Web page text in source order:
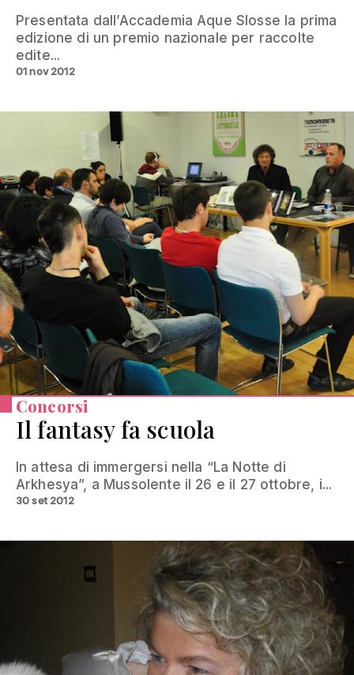
Presentata dall’Accademia Aque Slosse la prima
edizione di un premio nazionale per raccolte
edite...
01 nov 2012
Concorsi
Il fantasy fa scuola
In attesa di immergersi nella “La Notte di
Arkhesya”, a Mussolente il 26 e il 27 ottobre, i...
30 set 2012